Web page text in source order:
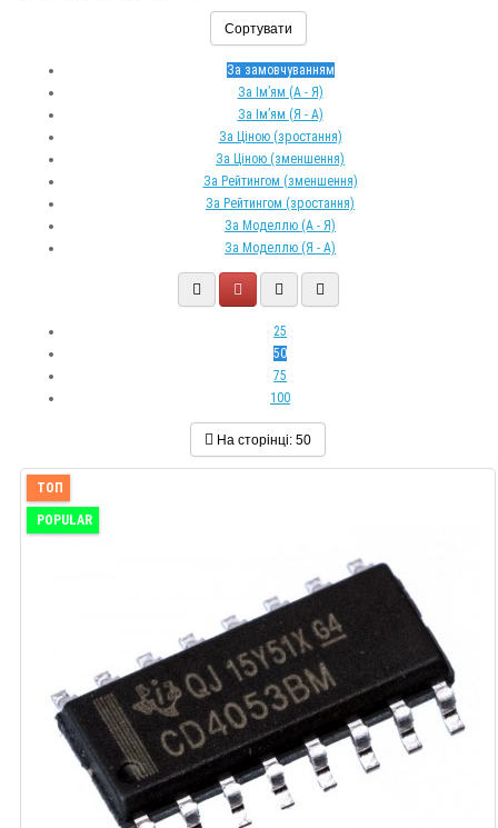
Сортувати
За замовчуванням
За Ім’ям (A - Я)
За Ім’ям (Я - A)
За Ціною (зростання)
За Ціною (зменшення)
За Рейтингом (зменшення)
За Рейтингом (зростання)
За Моделлю (A - Я)
За Моделлю (Я - A)
25
50
75
100
На сторінці: 50
ТОП
POPULAR